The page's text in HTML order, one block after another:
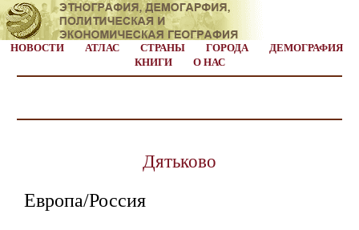
НОВОСТИ АТЛАС СТРАНЫ ГОРОДА
ДЕМОГРАФИЯ
КНИГИ
О НАС
Дятьково
Европа/Россия